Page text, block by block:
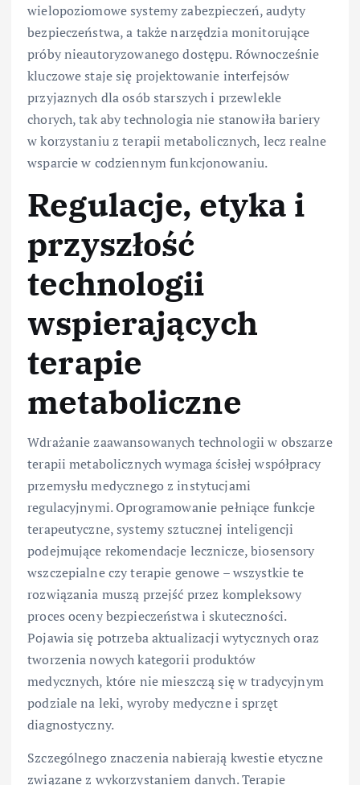
wielopoziomowe systemy zabezpieczeń, audyty
bezpieczeństwa, a także narzędzia monitorujące
próby nieautoryzowanego dostępu. Równocześnie
kluczowe staje się projektowanie interfejsów
przyjaznych dla osób starszych i przewlekle
chorych, tak aby technologia nie stanowiła bariery
w korzystaniu z terapii metabolicznych, lecz realne
wsparcie w codziennym funkcjonowaniu.
Regulacje, etyka i
przyszłość
technologii
wspierających
terapie
metaboliczne
Wdrażanie zaawansowanych technologii w obszarze
terapii metabolicznych wymaga ścisłej współpracy
przemysłu medycznego z instytucjami
regulacyjnymi. Oprogramowanie pełniące funkcje
terapeutyczne, systemy sztucznej inteligencji
podejmujące rekomendacje lecznicze, biosensory
wszczepialne czy terapie genowe – wszystkie te
rozwiązania muszą przejść przez kompleksowy
proces oceny bezpieczeństwa i skuteczności.
Pojawia się potrzeba aktualizacji wytycznych oraz
tworzenia nowych kategorii produktów
medycznych, które nie mieszczą się w tradycyjnym
podziale na leki, wyroby medyczne i sprzęt
diagnostyczny.
Szczególnego znaczenia nabierają kwestie etyczne
związane z wykorzystaniem danych. Terapie